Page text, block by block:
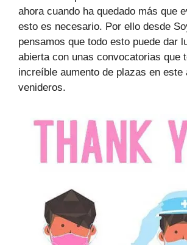
ahora cuando ha quedado más que
esto es necesario. Por ello desde
pensamos que todo esto puede dar
abierta con unas convocatorias que
increíble aumento de plazas en este
venideros.